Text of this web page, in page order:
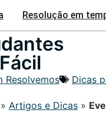
Resolução em
Resolvemos Dicas
» Artigos e Dicas»